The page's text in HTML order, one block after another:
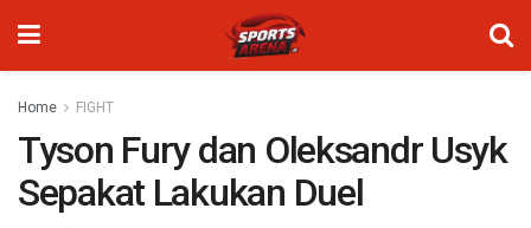
Home FIGHT
Tyson Fury dan Oleksandr Usyk
Sepakat Lakukan Duel